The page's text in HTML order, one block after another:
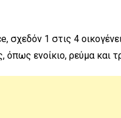
σχεδόν 1 στις 4
ενοίκιο, ρεύμα και